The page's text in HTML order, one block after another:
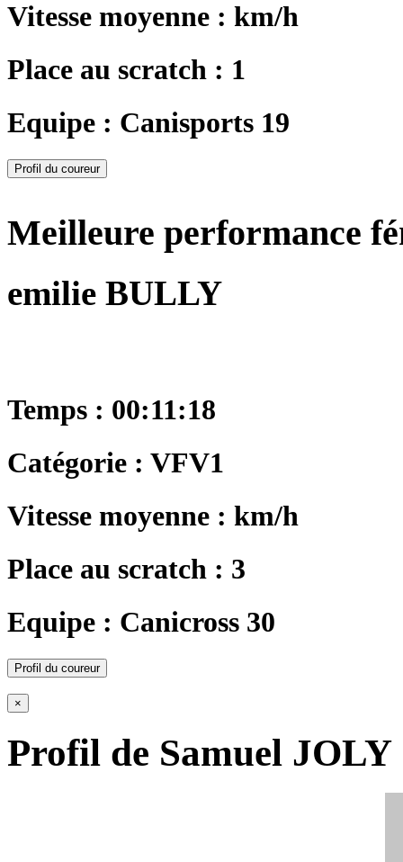
Vitesse moyenne : km/h
Place au scratch : 1
Equipe : Canisports 19
Profil du coureur
Meilleure performance
emilie BULLY
Temps : 00:11:18
Catégorie : VFV1
Vitesse moyenne : km/h
Place au scratch : 3
Equipe : Canicross 30
Profil du coureur
×
Profil de Samuel JOLY